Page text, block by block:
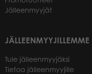
Jälleenmyyjät
JÄLLEENMYYJILLEMME
Tule jälleenmyyjäksi
Tietoa jälleenmyyjille